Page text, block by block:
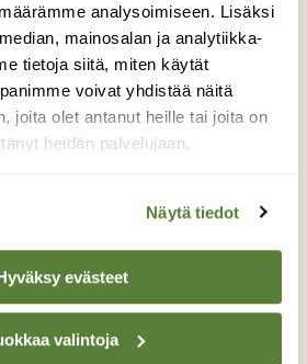
analysoimiseen. Lisäksi
mainosalan ja analytiikka-
tietoja siitä, miten käytät
voivat yhdistää näitä
joita olet antanut heille tai joita on
heidän palvelujaan.
Näytä tiedot
evästeet
valintoja
valmistautuvat
Silloin siipien pitää jo
kantaa.
LISTAAN